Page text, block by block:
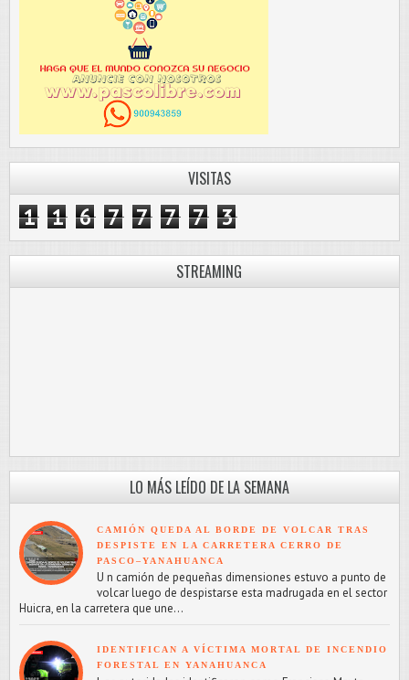
VISITAS
1 1 6 7 7 7 7 3
STREAMING
LO MÁS LEÍDO DE LA SEMANA
CAMIÓN QUEDA AL BORDE DE VOLCAR TRAS
DESPISTE EN LA CARRETERA CERRO DE
PASCO–YANAHUANCA
U n camión de pequeñas dimensiones estuvo a punto de
volcar luego de despistarse esta madrugada en el sector
Huicra, en la carretera que une...
IDENTIFICAN A VÍCTIMA MORTAL DE INCENDIO
FORESTAL EN YANAHUANCA